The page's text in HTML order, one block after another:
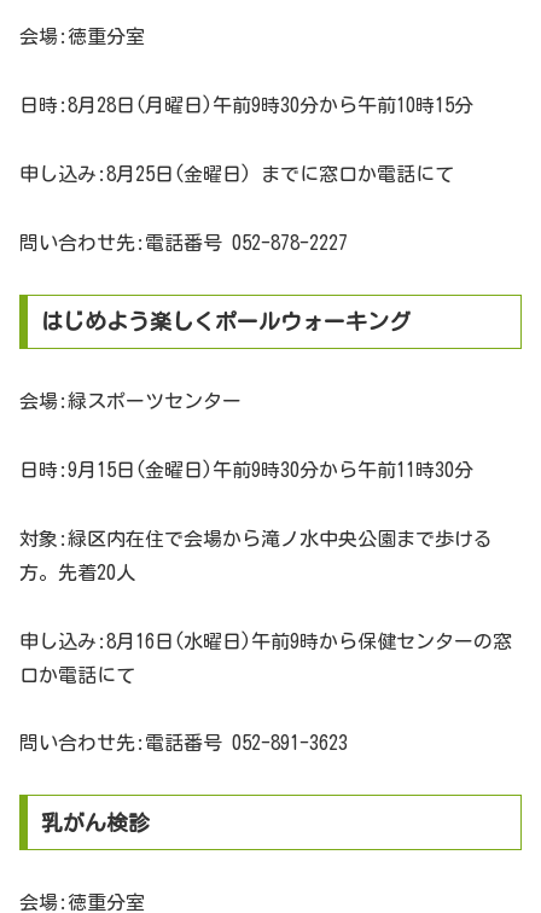
会場:徳重分室
日時:8月28日(月曜日)午前9時30分から午前10時15分
申し込み:8月25日(金曜日) までに窓口か電話にて
問い合わせ先:電話番号 052-878-2227
はじめよう楽しくポールウォーキング
会場:緑スポーツセンター
日時:9月15日(金曜日)午前9時30分から午前11時30分
対象:緑区内在住で会場から滝ノ水中央公園まで歩ける
方。先着20人
申し込み:8月16日(水曜日)午前9時から保健センターの窓
口か電話にて
問い合わせ先:電話番号 052-891-3623
乳がん検診
会場:徳重分室